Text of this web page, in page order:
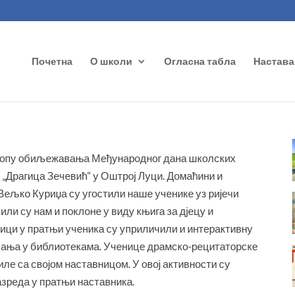
Почетна О школи Огласна табла Настава
обиљежавања Међународног дана школских
Зечевић“ у Оштрој Луци. Домаћини и
Куриџа су угостили наше ученике уз ријечи
су нам и поклоне у виду књига за дјецу и
у пратњи ученика су уприличили и интерактивну
у библиотекама. Ученице драмско-рецитаторске
са својом наставницом. У овој активности су
у пратњи наставника.